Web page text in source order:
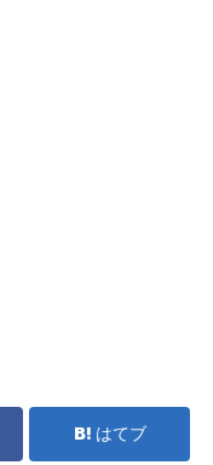
はてブ